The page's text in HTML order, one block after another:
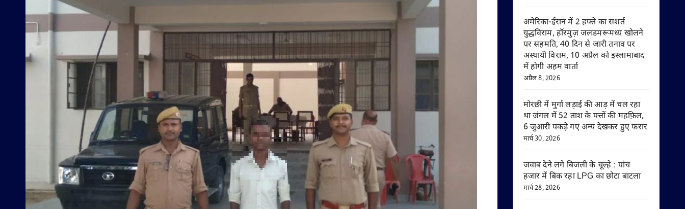
अमेरिका-ईरान में 2 हफ्ते का सशर्त
युद्धविराम, हॉरमुज़ जलडमरूमध्य खोलने
पर सहमति, 40 दिन से जारी तनाव पर
अस्थायी विराम, 10 अप्रैल को इस्लामाबाद
में होगी अहम वार्ता
अप्रैल 8, 2026
मोरछी में मुर्गा लड़ाई की आड़ में चल रहा
था जंगल में 52 ताश के पत्तों की महफ़िल,
6 जुआरी पकड़े गए अन्य देखकर हुए फरार
मार्च 30, 2026
जवाब देने लगे बिजली के चूल्हे : पांच
हजार में बिक रहा LPG का छोटा बाटला
मार्च 28, 2026